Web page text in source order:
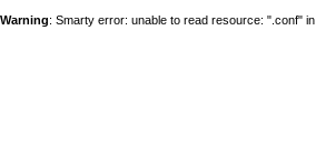
Warning: Smarty error: unable to read resource: ".conf" in